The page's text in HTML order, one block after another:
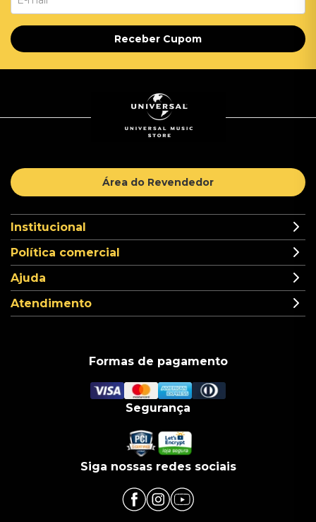
Receber Cupom
Área do Revendedor
Institucional
Política comercial
Ajuda
Atendimento
Formas de pagamento
Segurança
Siga nossas redes sociais